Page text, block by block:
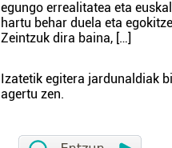
egungo errealitatea eta
hartu behar duela eta
Zeintzuk dira baina, […]
Izatetik egitera jardunaldiak
agertu zen.